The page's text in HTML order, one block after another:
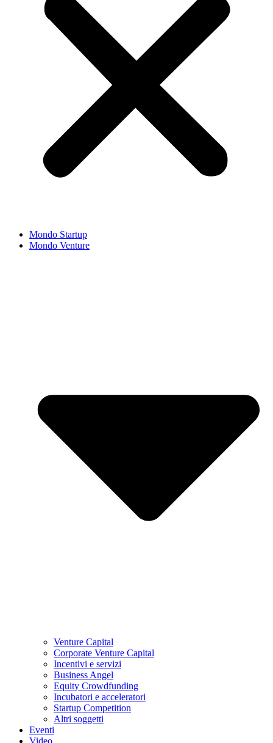
Mondo Startup
Mondo Venture
Venture Capital
Corporate Venture Capital
Incentivi e servizi
Business Angel
Equity Crowdfunding
Incubatori e acceleratori
Startup Competition
Altri soggetti
Eventi